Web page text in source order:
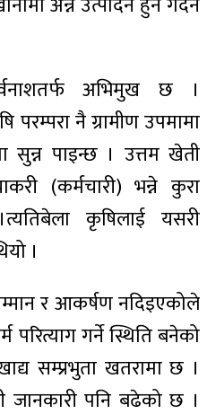
अभिमुख छ ।
नै ग्रामीण उपमामा
पाइन्छ । उत्तम खेती
(कर्मचारी) भन्ने कुरा
कृषिलाई यसरी
।
र आकर्षण नदिइएकोले
गर्ने स्थिति बनेको
सम्प्रभुता खतरामा छ ।
जानकारी पनि बढेको छ ।